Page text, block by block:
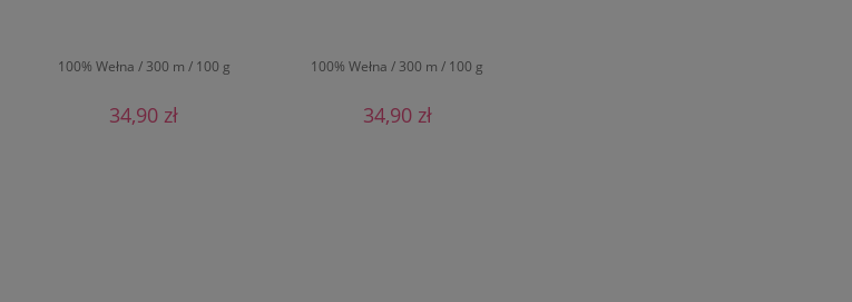
100% Wełna / 300 m / 100 g
34,90 zł
100% Wełna / 300 m / 100 g
34,90 zł